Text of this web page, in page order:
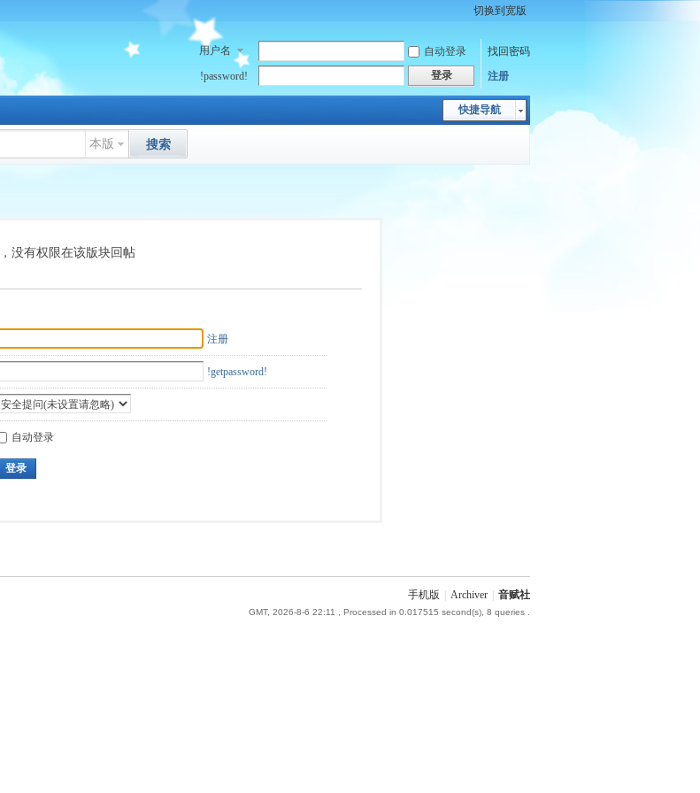
切换到宽版
用户名 自动登录
找回密码
!password!
登录 注册
快捷导航
本版 搜索
没有权限在该版块回帖
注册
!getpassword!
自动登录
登录
手机版 Archiver 音赋社
GMT, 2026-8-6 22:11 , Processed in 0.017515 second(s), 8 queries .